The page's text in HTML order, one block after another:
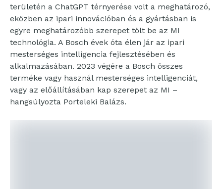
területén a ChatGPT térnyerése volt a meghatározó,
eközben az ipari innovációban és a gyártásban is
egyre meghatározóbb szerepet tölt be az MI
technológia. A Bosch évek óta élen jár az ipari
mesterséges intelligencia fejlesztésében és
alkalmazásában. 2023 végére a Bosch összes
terméke vagy használ mesterséges intelligenciát,
vagy az előállításában kap szerepet az MI –
hangsúlyozta Porteleki Balázs.